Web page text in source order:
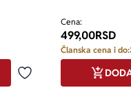
Dodaj u omiljene
Cena:
499,00RSD
Članska cena i do: